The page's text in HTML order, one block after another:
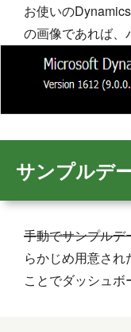
お使いの
の画像であれば、
サンプルデ
手動でサンプルデ
らかじめ用意さ
ことでダッシュボ